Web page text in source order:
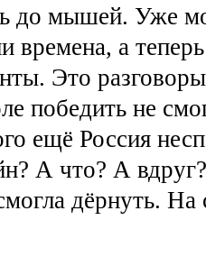
до мышей. Уже
времена, а
Это
победить не
ещё Россия
А что? А
дёрнуть. На